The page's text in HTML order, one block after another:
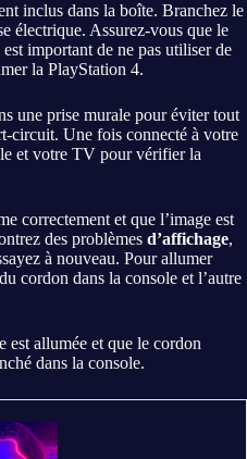
inclus dans la boîte. Branchez le
électrique. Assurez-vous que le
important de ne pas utiliser de
la PlayStation 4.
une prise murale pour éviter tout
circuit. Une fois connecté à votre
et votre TV pour vérifier la
correctement et que l’image est
des problèmes d’affichage,
à nouveau. Pour allumer
cordon dans la console et l’autre
est allumée et que le cordon
dans la console.